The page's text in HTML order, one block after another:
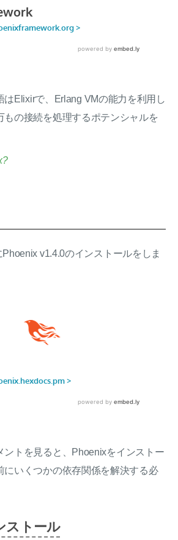
はElixirで、Erlang VMの能力を利用し
もの接続を処理するポテンシャルを
v1.4.0のインストールをしま
ントを見ると、Phoenixをインストー
にいくつかの依存関係を解決する必
ストール